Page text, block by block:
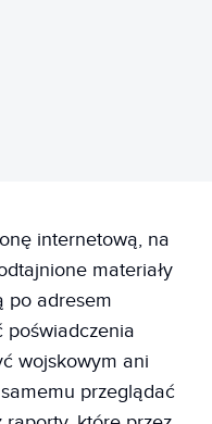
internetową, na
materiały
po adresem
poświadczenia
wojskowym ani
przeglądać